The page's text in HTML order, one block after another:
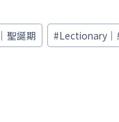
聖誕期 #Lectionary